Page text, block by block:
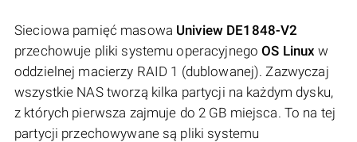
Sieciowa pamięć masowa Uniview DE1848-V2
przechowuje pliki systemu operacyjnegoOS Linux w
oddzielnej macierzy RAID 1 (dublowanej). Zazwyczaj
wszystkie NAS tworzą kilka partycji na każdym dysku,
z których pierwsza zajmuje do 2 GB miejsca. To na tej
partycji przechowywane są pliki systemu